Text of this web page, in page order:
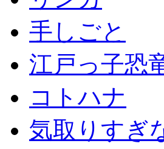
手しごと
江戸っ子恐
コトハナ
気取りすぎ